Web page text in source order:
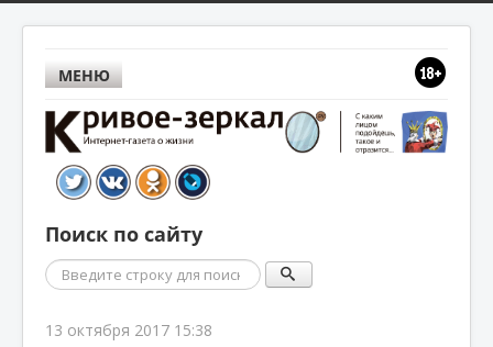
МЕНЮ
Поиск по сайту
Поиск
13 октября 2017 15:38